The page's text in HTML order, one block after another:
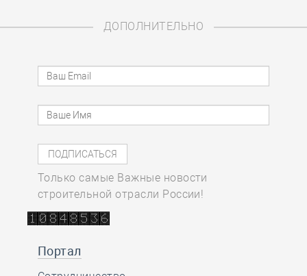
ДОПОЛНИТЕЛЬНО
Только самые Важные новости
строительной отрасли России!
Портал